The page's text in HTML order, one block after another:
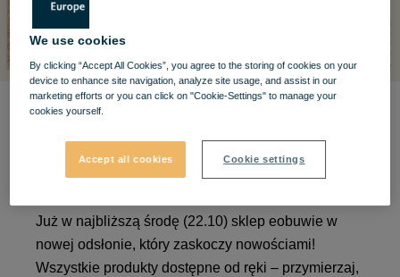
WIELKIE OTWARCIE
sklepu eobuwie w VIVO!
Już w najbliższą środę (22.10) sklep eobuwie w
nowej odsłonie, który zaskoczy nowościami!
Wszystkie produkty dostępne od ręki – przymierzaj,
We use cookies
By clicking “Accept All Cookies”, you agree to the storing of cookies on your
device to enhance site navigation, analyze site usage, and assist in our
marketing efforts or you can click on "Cookie-Settings" to manage your
cookies yourself.
Accept all cookies Cookie settings